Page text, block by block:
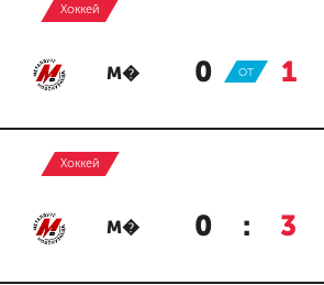
Хоккей
М� 0 : 1
ОТ
Хоккей
М� 0 : 3